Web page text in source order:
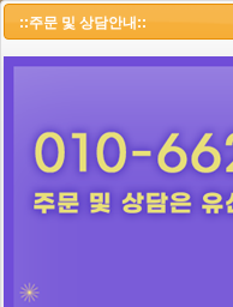
::주문 및 상담안내::